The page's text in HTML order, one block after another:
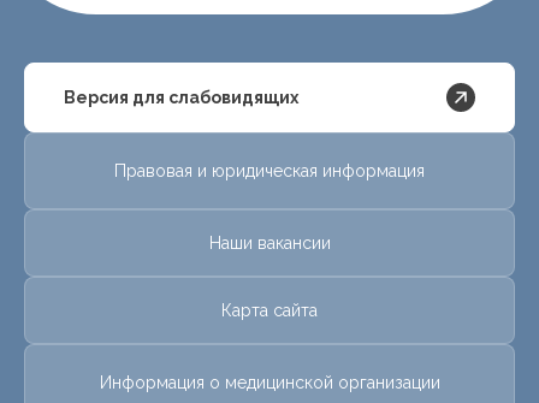
Версия для слабовидящих
Правовая и юридическая информация
Наши вакансии
Карта сайта
Информация о медицинской организации